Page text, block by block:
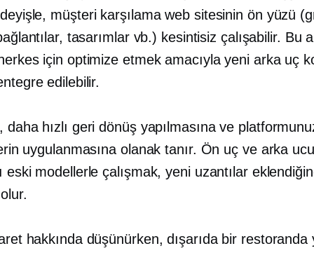
müşteri karşılamaweb sitesinin ön yüzü
tasarımlar vb.) kesintisiz çalışabilir. Bu
için optimize etmek amacıyla yeni arka uç
edilebilir.
daha hızlı geri dönüş yapılmasına ve
uygulanmasına olanak tanır. Ön uç ve arka
eski modellerle çalışmak, yeni uzantılar
hakkında düşünürken, dışarıda bir restoranda